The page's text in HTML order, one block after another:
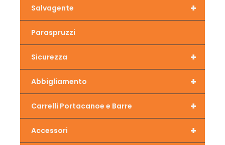
+
Salvagente
Paraspruzzi
+
Sicurezza
+
Abbigliamento
+
Carrelli Portacanoe e Barre
+
Accessori